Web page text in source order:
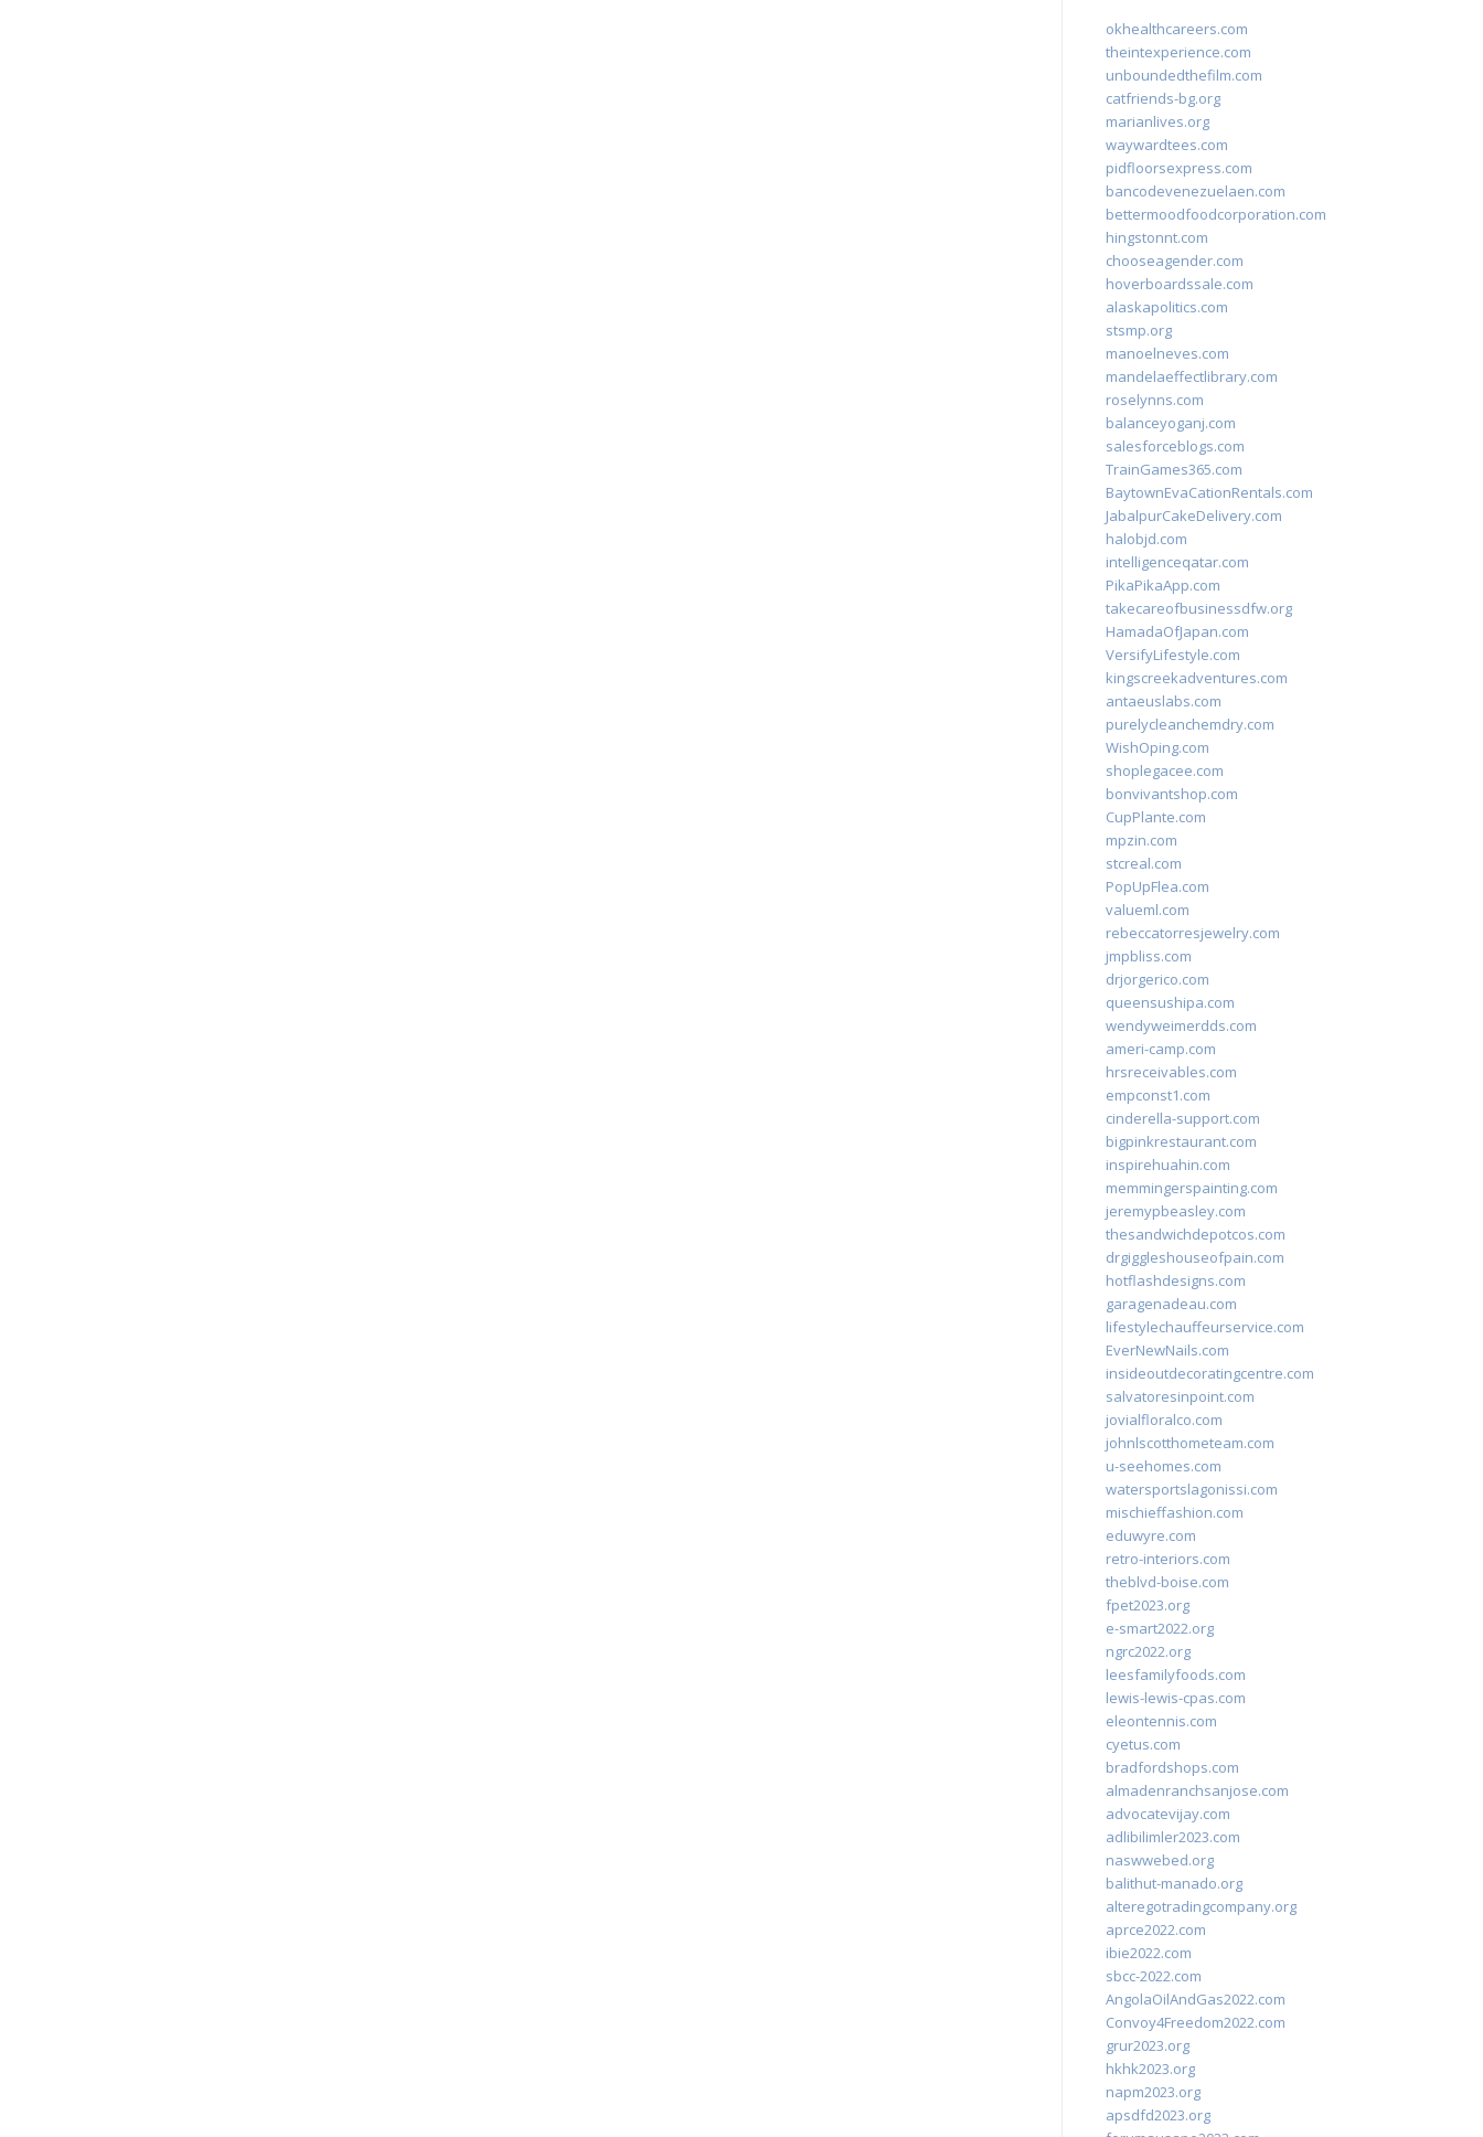
okhealthcareers.com
theintexperience.com
unboundedthefilm.com
catfriends-bg.org
marianlives.org
waywardtees.com
pidfloorsexpress.com
bancodevenezuelaen.com
bettermoodfoodcorporation.com
hingstonnt.com
chooseagender.com
hoverboardssale.com
alaskapolitics.com
stsmp.org
manoelneves.com
mandelaeffectlibrary.com
roselynns.com
balanceyoganj.com
salesforceblogs.com
TrainGames365.com
BaytownEvaCationRentals.com
JabalpurCakeDelivery.com
halobjd.com
intelligenceqatar.com
PikaPikaApp.com
takecareofbusinessdfw.org
HamadaOfJapan.com
VersifyLifestyle.com
kingscreekadventures.com
antaeuslabs.com
purelycleanchemdry.com
WishOping.com
shoplegacee.com
bonvivantshop.com
CupPlante.com
mpzin.com
stcreal.com
PopUpFlea.com
valueml.com
rebeccatorresjewelry.com
jmpbliss.com
drjorgerico.com
queensushipa.com
wendyweimerdds.com
ameri-camp.com
hrsreceivables.com
empconst1.com
cinderella-support.com
bigpinkrestaurant.com
inspirehuahin.com
memmingerspainting.com
jeremypbeasley.com
thesandwichdepotcos.com
drgiggleshouseofpain.com
hotflashdesigns.com
garagenadeau.com
lifestylechauffeurservice.com
EverNewNails.com
insideoutdecoratingcentre.com
salvatoresinpoint.com
jovialfloralco.com
johnlscotthometeam.com
u-seehomes.com
watersportslagonissi.com
mischieffashion.com
eduwyre.com
retro-interiors.com
theblvd-boise.com
fpet2023.org
e-smart2022.org
ngrc2022.org
leesfamilyfoods.com
lewis-lewis-cpas.com
eleontennis.com
cyetus.com
bradfordshops.com
almadenranchsanjose.com
advocatevijay.com
adlibilimler2023.com
naswwebed.org
balithut-manado.org
alteregotradingcompany.org
aprce2022.com
ibie2022.com
sbcc-2022.com
AngolaOilAndGas2022.com
Convoy4Freedom2022.com
grur2023.org
hkhk2023.org
napm2023.org
apsdfd2023.org